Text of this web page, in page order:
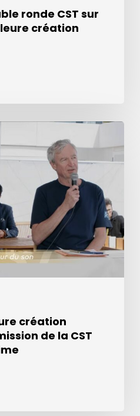
ronde CST sur
création
création
de la CST